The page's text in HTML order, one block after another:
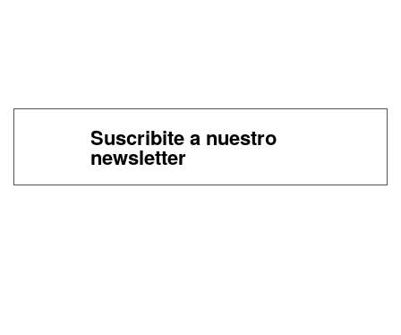
Suscribite a nuestro
newsletter